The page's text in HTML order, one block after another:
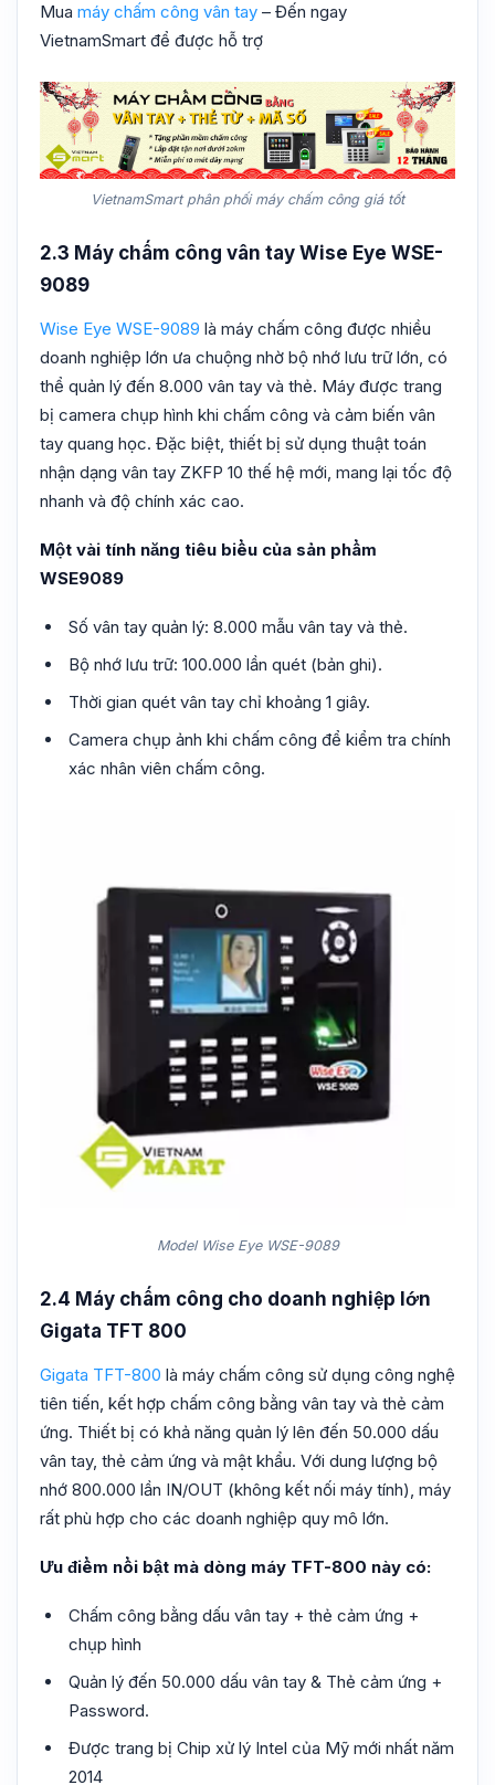
Mua máy chấm công vân tay – Đến ngay
VietnamSmart để được hỗ trợ
VietnamSmart phân phối máy chấm công giá tốt
2.3 Máy chấm công vân tay Wise Eye WSE-
9089
Wise Eye WSE-9089 là máy chấm công được nhiều
doanh nghiệp lớn ưa chuộng nhờ bộ nhớ lưu trữ lớn, có
thể quản lý đến 8.000 vân tay và thẻ. Máy được trang
bị camera chụp hình khi chấm công và cảm biến vân
tay quang học. Đặc biệt, thiết bị sử dụng thuật toán
nhận dạng vân tay ZKFP 10 thế hệ mới, mang lại tốc độ
nhanh và độ chính xác cao.
Một vài tính năng tiêu biểu của sản phẩm
WSE9089
Số vân tay quản lý: 8.000 mẫu vân tay và thẻ.
Bộ nhớ lưu trữ: 100.000 lần quét (bản ghi).
Thời gian quét vân tay chỉ khoảng 1 giây.
Camera chụp ảnh khi chấm công để kiểm tra chính
xác nhân viên chấm công.
Model Wise Eye WSE-9089
2.4 Máy chấm công cho doanh nghiệp lớn
Gigata TFT 800
Gigata TFT-800 là máy chấm công sử dụng công nghệ
tiên tiến, kết hợp chấm công bằng vân tay và thẻ cảm
ứng. Thiết bị có khả năng quản lý lên đến 50.000 dấu
vân tay, thẻ cảm ứng và mật khẩu. Với dung lượng bộ
nhớ 800.000 lần IN/OUT (không kết nối máy tính), máy
rất phù hợp cho các doanh nghiệp quy mô lớn.
Ưu điểm nổi bật mà dòng máy TFT-800 này có:
Chấm công bằng dấu vân tay + thẻ cảm ứng +
chụp hình
Quản lý đến 50.000 dấu vân tay & Thẻ cảm ứng +
Password.
Được trang bị Chip xử lý Intel của Mỹ mới nhất năm
2014